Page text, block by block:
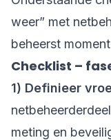
weer” met
beheerst
Checklist –
1) Definieer
meting en